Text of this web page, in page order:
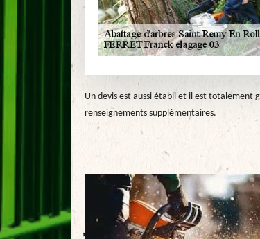
Un devis est aussi établi et il est totalement
renseignements supplémentaires.